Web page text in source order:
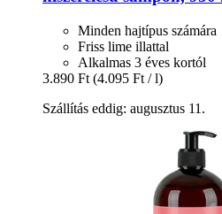
Minden hajtípus számára
Friss lime illattal
Alkalmas 3 éves kortól
3.890 Ft (4.095 Ft / l)
Szállítás eddig: augusztus 11.